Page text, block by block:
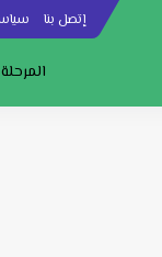
إتصل بنا